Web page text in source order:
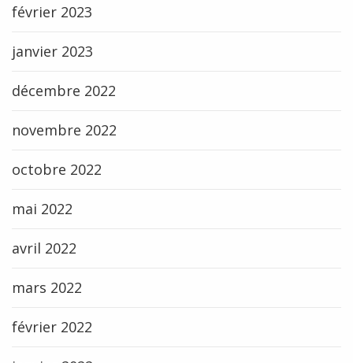
février 2023
janvier 2023
décembre 2022
novembre 2022
octobre 2022
mai 2022
avril 2022
mars 2022
février 2022